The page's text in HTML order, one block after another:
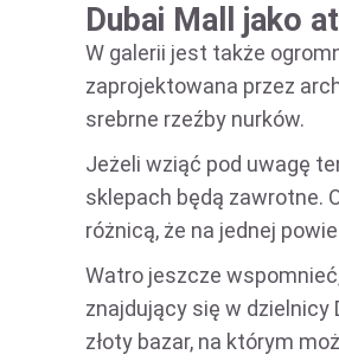
Dubai Mall jako
W galerii jest także
zaprojektowana przez
srebrne rzeźby nurków.
Jeżeli wziąć pod uwagę
sklepach będą zawrotne.
różnicą, że na jednej
Watro jeszcze
znajdujący się w dzielnicy
złoty bazar, na którym